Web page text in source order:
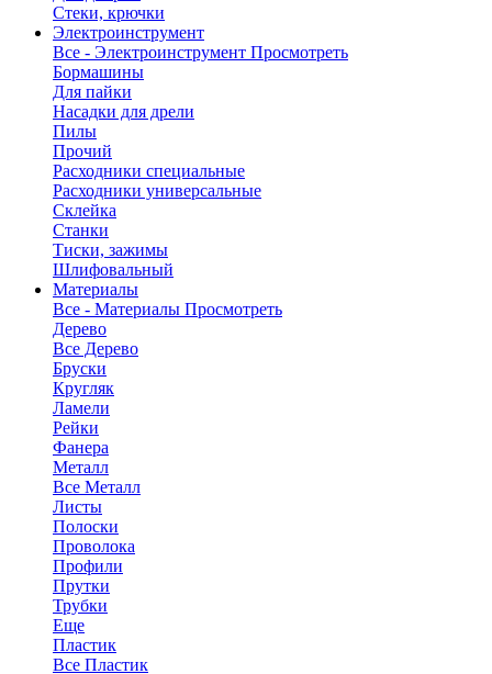
Стеки, крючки
Электроинструмент
Все - Электроинструмент Просмотреть
Бормашины
Для пайки
Насадки для дрели
Пилы
Прочий
Расходники специальные
Расходники универсальные
Склейка
Станки
Тиски, зажимы
Шлифовальный
Материалы
Все - Материалы Просмотреть
Дерево
Все Дерево
Бруски
Кругляк
Ламели
Рейки
Фанера
Металл
Все Металл
Листы
Полоски
Проволока
Профили
Прутки
Трубки
Еще
Пластик
Все Пластик